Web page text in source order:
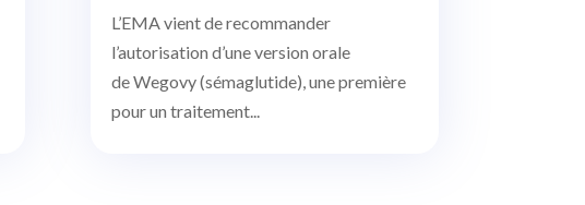
L’EMA vient de recommander
l’autorisation d’une version orale
de Wegovy (sémaglutide), une première
pour un traitement...